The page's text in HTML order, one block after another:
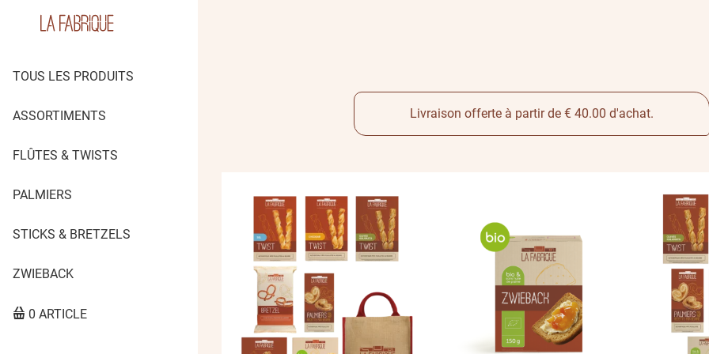
TOUS LES PRODUITS
ASSORTIMENTS
FLÛTES & TWISTS
PALMIERS
STICKS & BRETZELS
ZWIEBACK
0 ARTICLE
Livraison offerte à partir de € 40.00 d'achat.